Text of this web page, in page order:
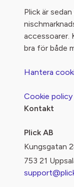
Plick är
accessoarer.
bra för både
Hantera
Cookie policy
Kontakt
Plick AB
Kungsgatan
753 21